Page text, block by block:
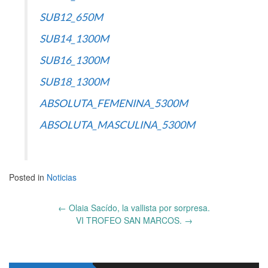
SUB12_650M
SUB14_1300M
SUB16_1300M
SUB18_1300M
ABSOLUTA_FEMENINA_5300M
ABSOLUTA_MASCULINA_5300M
Posted in Noticias
← Olaia Sacído, la vallista por sorpresa.
VI TROFEO SAN MARCOS. →